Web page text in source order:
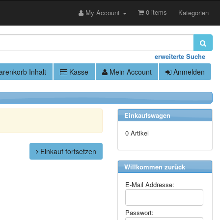
erweiterte Suche
Inhalt Kasse Mein Account Anmelden
Einkauf fortsetzen
Einkaufswagen
0 Artikel
Willkommen zurück
E-Mail Addresse:
Passwort:
My Account 0 items Kategorien